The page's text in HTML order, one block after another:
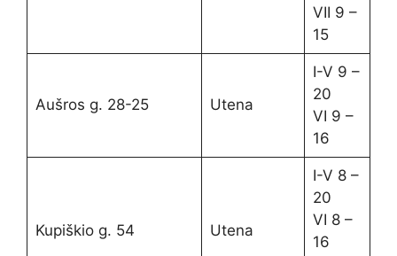
VII 9 –
15
Aušros g. 28-25 Utena
I-V 9 –
20
VI 9 –
16
Kupiškio g. 54 Utena
I-V 8 –
20
VI 8 –
16